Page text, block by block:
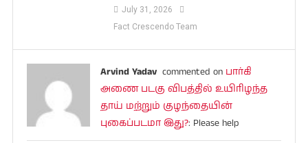
July 31, 2026
Fact Crescendo Team
Arvind Yadav commented on பார்கி
அணை படகு விபத்தில் உயிரிழந்த
தாய் மற்றும் குழந்தையின்
புகைப்படமா இது?: Please help